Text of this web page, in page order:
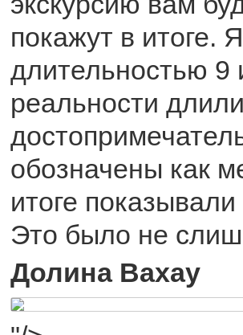
покажут в итоге.
длительностью 9
реальности
обозначены как
итоге
Это было не
Долина Вахау